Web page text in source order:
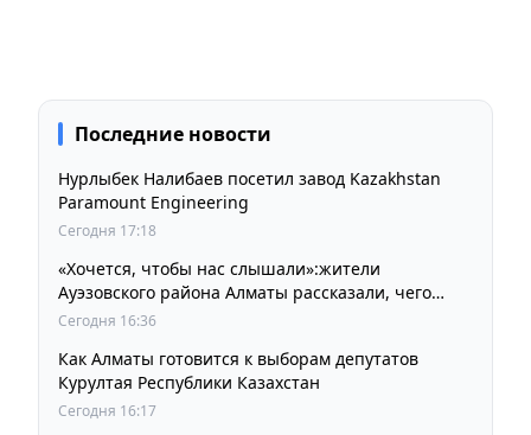
Последние новости
Нурлыбек Налибаев посетил завод Kazakhstan
Paramount Engineering
Сегодня 17:18
«Хочется, чтобы нас слышали»:жители
Ауэзовского района Алматы рассказали, чего
ждут от выборов депутатов Курултая
Сегодня 16:36
Как Алматы готовится к выборам депутатов
Курултая Республики Казахстан
Сегодня 16:17